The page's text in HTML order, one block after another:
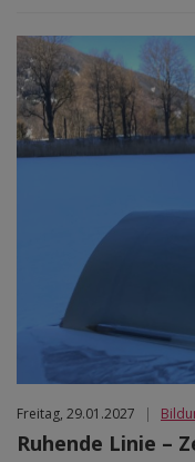
Freitag, 29.01.2027
Ruhende Linie –